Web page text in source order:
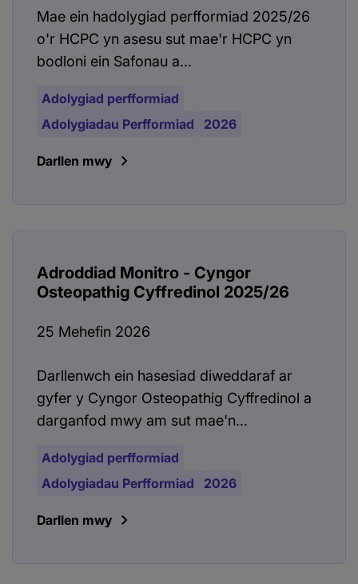
Mae ein hadolygiad perfformiad 2025/26
o'r HCPC yn asesu sut mae'r HCPC yn
bodloni ein Safonau a...
Adolygiad perfformiad
Adolygiadau Perfformiad
2026
Darllen mwy
Adroddiad Monitro - Cyngor
Osteopathig Cyffredinol 2025/26
25 Mehefin 2026
Darllenwch ein hasesiad diweddaraf ar
gyfer y Cyngor Osteopathig Cyffredinol a
darganfod mwy am sut mae'n...
Adolygiad perfformiad
Adolygiadau Perfformiad
2026
Darllen mwy